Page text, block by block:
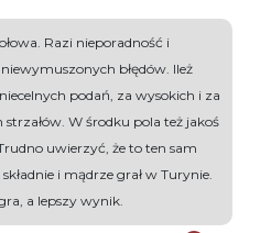
Razi nieporadność i
błędów. Ileż
podań, za wysokich i za
W środku pola też jakoś
uwierzyć, że to ten sam
i mądrze grał w Turynie.
a lepszy wynik.